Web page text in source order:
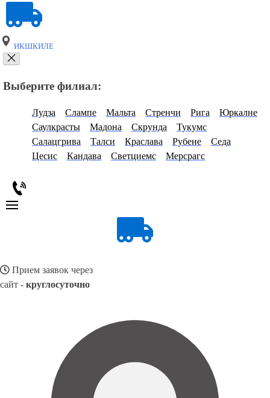
ИКШКИЛЕ
Выберите филиал:
Лудза Слампе Мальта Стренчи Рига
Юркалне
Саулкрасты
Мадона Скрунда
Тукумс
Салацгрива
Талси Краслава Рубене
Седа
Цесис
Кандава Светциемс Мерсрагс
Прием заявок через
сайт - круглосуточно